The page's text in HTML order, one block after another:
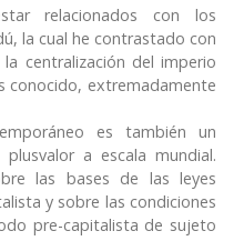
relacionados con los
la cual he contrastado con
centralización del imperio
conocido, extremadamente
es también un
a escala mundial.
las bases de las leyes
y sobre las condiciones
pre-capitalista de sujeto